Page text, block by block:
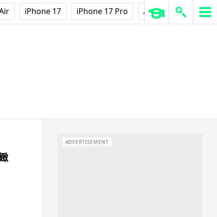
iPhone 17 iPhone 17 Pro AirPods Pro 3
ADVERTISEMENT